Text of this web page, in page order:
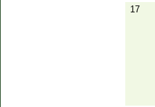
17